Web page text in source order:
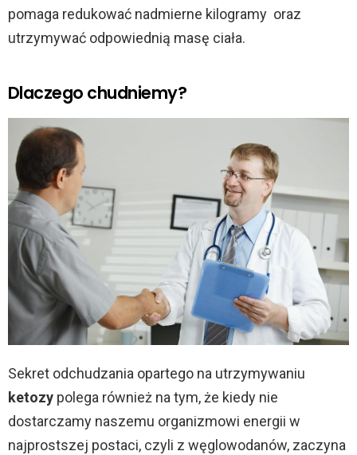
pomaga redukować nadmierne kilogramy oraz
utrzymywać odpowiednią masę ciała.
Dlaczego chudniemy?
Sekret odchudzania opartego na utrzymywaniu
ketozy polega również na tym, że kiedy nie
dostarczamy naszemu organizmowi energii w
najprostszej postaci, czyli z węglowodanów, zaczyna